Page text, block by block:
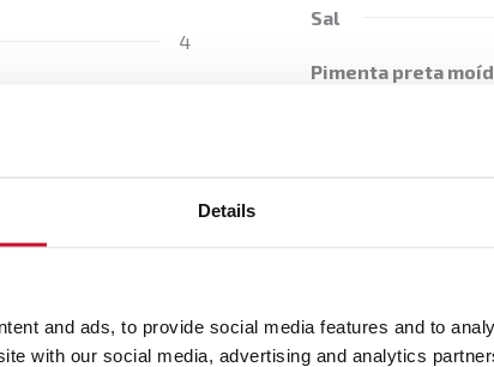
Details
and ads, to provide social media features and to
with our social media, advertising and analytics
4
Sal
Pimenta preta